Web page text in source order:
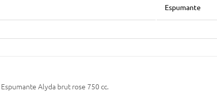
Espumante
Espumante Alyda brut rose 750 cc.